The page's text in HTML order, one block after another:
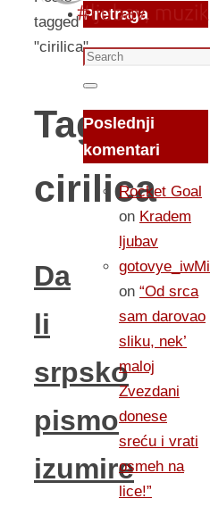
tagged
"cirilica"
Tag:
cirilica
Da
li
srpsko
pismo
izumire
Pretraga
Search
for:
Search
Poslednji
komentari
Rocket Goal
on Kradem
ljubav
gotovye_iwMi
on “Od srca
sam darovao
sliku, nek’
maloj
Zvezdani
donese
sreću i vrati
osmeh na
lice!”